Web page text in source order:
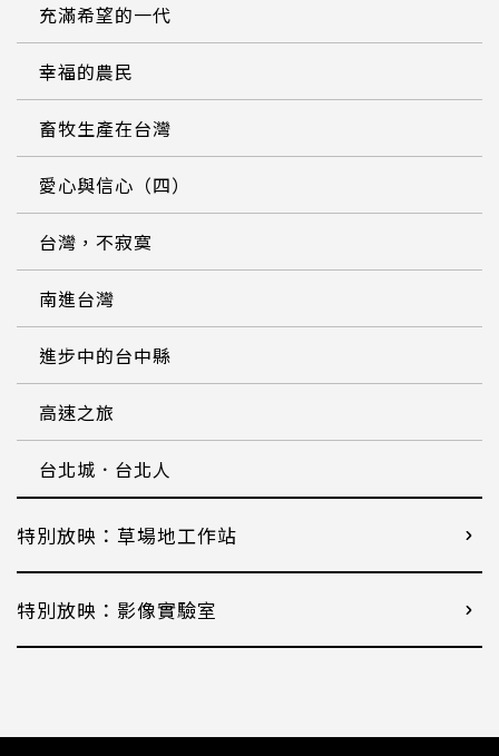
充滿希望的一代
幸福的農民
畜牧生產在台灣
愛心與信心（四）
台灣，不寂寞
南進台灣
進步中的台中縣
高速之旅
台北城．台北人
特別放映：草場地工作站
特別放映：影像實驗室